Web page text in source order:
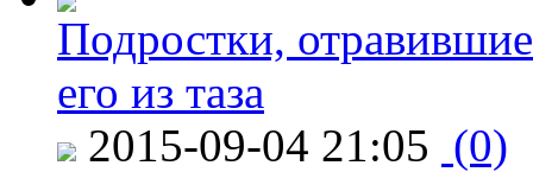
Подростки,
его из таза
2015-09-04 21:05 (0)